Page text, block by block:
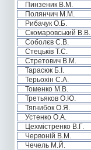
Пинзеник В.М.
Полянчич М.М.
Рибачук О.Б.
Скомаровський В.В.
Соболєв С.В.
Стецьків Т.С.
Стретович В.М.
Тарасюк Б.І.
Терьохін С.А.
Томенко М.В.
Третьяков О.Ю.
Тягнибок О.Я.
Устенко О.А.
Цехмістренко В.Г.
Червоній В.М.
Чечель М.Й.